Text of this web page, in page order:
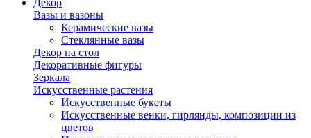
Декор
Вазы и вазоны
Керамические вазы
Стеклянные вазы
Декор на стол
Декоративные фигуры
Зеркала
Искусственные растения
Искусственные букеты
Искусственные венки, гирлянды, композиции из
цветов